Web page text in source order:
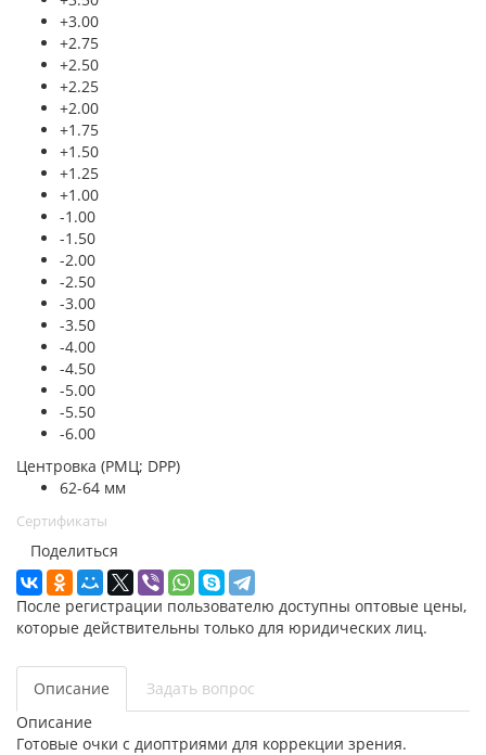
+3.00
+2.75
+2.50
+2.25
+2.00
+1.75
+1.50
+1.25
+1.00
-1.00
-1.50
-2.00
-2.50
-3.00
-3.50
-4.00
-4.50
-5.00
-5.50
-6.00
Центровка (РМЦ; DPP)
62-64 мм
Сертификаты
Поделиться
После регистрации пользователю доступны оптовые цены,
которые действительны только для юридических лиц.
Описание
Задать вопрос
Описание
Готовые очки с диоптриями для коррекции зрения.